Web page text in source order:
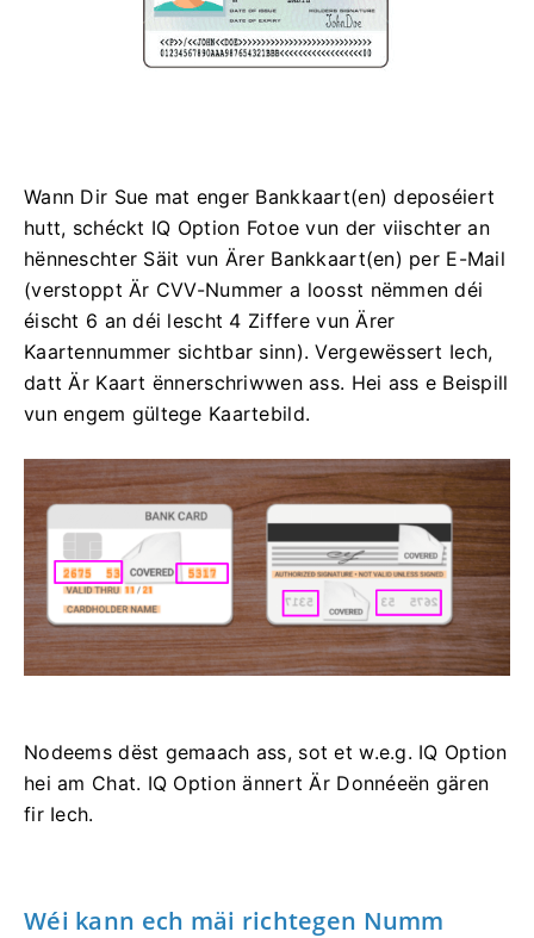
Wann Dir Sue mat enger Bankkaart(en) deposéiert
hutt, schéckt IQ Option Fotoe vun der viischter an
hënneschter Säit vun Ärer Bankkaart(en) per E-Mail
(verstoppt Är CVV-Nummer a loosst nëmmen déi
éischt 6 an déi lescht 4 Ziffere vun Ärer
Kaartennummer sichtbar sinn). Vergewëssert Iech,
datt Är Kaart ënnerschriwwen ass. Hei ass e Beispill
vun engem gültege Kaartebild.
Nodeems dëst gemaach ass, sot et w.e.g. IQ Option
hei am Chat. IQ Option ännert Är Donnéeën gären
fir Iech.
Wéi kann ech mäi richtegen Numm